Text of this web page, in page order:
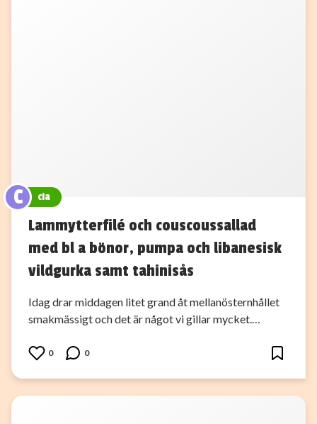
C cia
Lammytterfilé och couscoussallad
med bl a bönor, pumpa och libanesisk
vildgurka samt tahinisås
Idag drar middagen litet grand åt mellanösternhållet
smakmässigt och det är något vi gillar mycket.…
0 0